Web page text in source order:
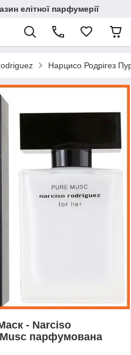
елітної парфумерії
Нарцисо Родрігез
- Narciso
парфумована